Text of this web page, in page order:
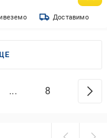
Доставимо
... 8